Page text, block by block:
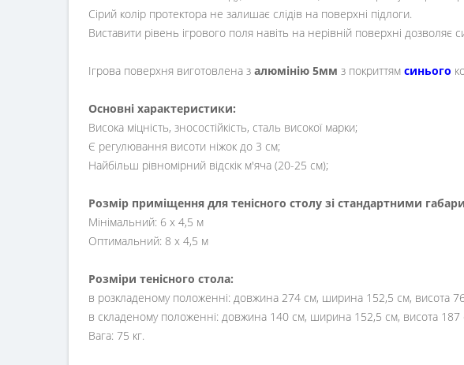
Сірий колір протектора не залишає слідів на поверхні підлоги.
Виставити рівень ігрового поля навіть на нерівній поверхні
Ігрова поверхня виготовлена з алюмінію 5мм з покриттям синього
Основні характеристики:
Висока міцність, зносостійкість, сталь високої марки;
Є регулювання висоти ніжок до 3 см;
Найбільш рівномірний відскік м'яча (20-25 см);
Розмір приміщення для тенісного столу зі стандартними
Мінімальний: 6 х 4,5 м
Оптимальний: 8 х 4,5 м
Розміри тенісного стола:
в розкладеному положенні: довжина 274 см, ширина 152,5 см, висота
в складеному положенні: довжина 140 см, ширина 152,5 см, висота 187
Вага: 75 кг.